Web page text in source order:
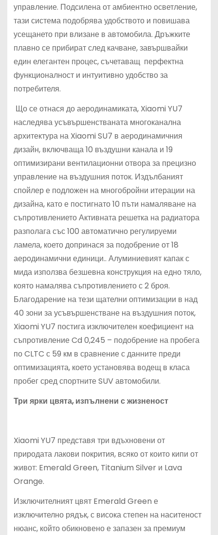
управление. Подсилена от амбиентно осветление,
тази система подобрява удобството и повишава
усещането при влизане в автомобила. Дръжките
плавно се прибират след качване, завършвайки
един елегантен процес, съчетаващ перфектна
функционалност и интуитивно удобство за
потребителя.
Що се отнася до аеродинамиката, Xiaomi YU7
наследява усъвършенстваната многоканална
архитектура на Xiaomi SU7 в аеродинамичния
дизайн, включваща 10 въздушни канала и 19
оптимизирани вентилационни отвора за прецизно
управление на въздушния поток. Издълбаният
спойлер е подложен на многобройни итерации на
дизайна, като е постигнато 10 пъти намаляване на
съпротивлението Активната решетка на радиатора
разполага със 100 автоматично регулируеми
ламела, което допринася за подобрение от 18
аеродинамични единици.. Алуминиевият капак с
мида използва безшевна конструкция на едно тяло,
която намалява съпротивлението с 2 броя.
Благодарение на тези щателни оптимизации в над
40 зони за усъвършенстване на въздушния поток,
Xiaomi YU7 постига изключителен коефициент на
съпротивление Cd 0,245 – подобрение на пробега
по CLTC с 59 км в сравнение с данните преди
оптимизацията, което установява водещ в класа
пробег сред спортните SUV автомобили.
Три ярки цвята, изпълнени с жизненост
Xiaomi YU7 представя три вдъхновени от
природата лакови покрития, всяко от които кипи от
живот: Emerald Green, Titanium Silver и Lava
Orange.
Изключителният цвят Emerald Green е
изключително рядък, с висока степен на наситеност
нюанс, който обикновено е запазен за премиум